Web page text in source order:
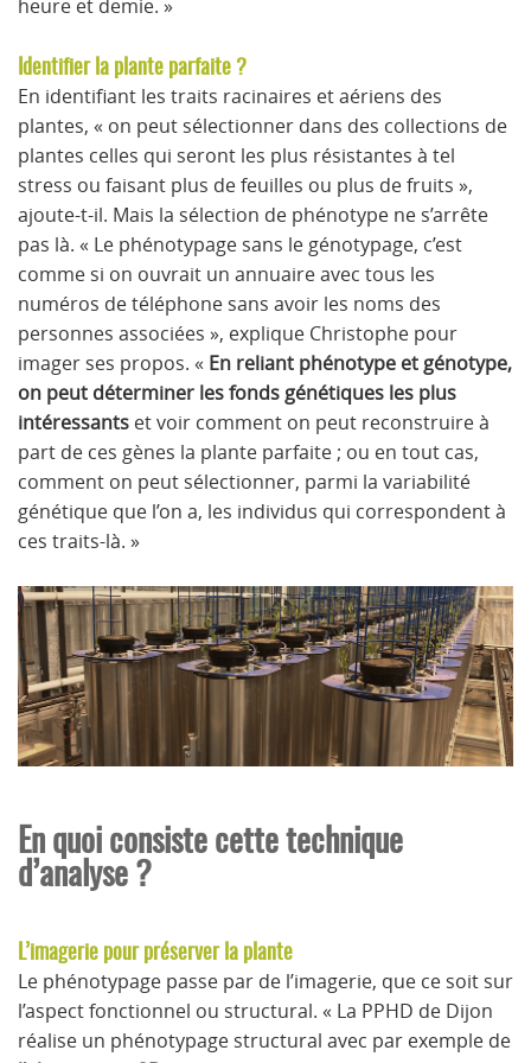
heure et demie. »
Identifier la plante parfaite ?
En identifiant les traits racinaires et aériens des
plantes, « on peut sélectionner dans des collections de
plantes celles qui seront les plus résistantes à tel
stress ou faisant plus de feuilles ou plus de fruits »,
ajoute-t-il. Mais la sélection de phénotype ne s’arrête
pas là. « Le phénotypage sans le génotypage, c’est
comme si on ouvrait un annuaire avec tous les
numéros de téléphone sans avoir les noms des
personnes associées », explique Christophe pour
imager ses propos. « En reliant phénotype et génotype,
on peut déterminer les fonds génétiques les plus
intéressants et voir comment on peut reconstruire à
part de ces gènes la plante parfaite ; ou en tout cas,
comment on peut sélectionner, parmi la variabilité
génétique que l’on a, les individus qui correspondent à
ces traits-là. »
En quoi consiste cette technique
d’analyse ?
L’imagerie pour préserver la plante
Le phénotypage passe par de l’imagerie, que ce soit sur
l’aspect fonctionnel ou structural. « La PPHD de Dijon
réalise un phénotypage structural avec par exemple de